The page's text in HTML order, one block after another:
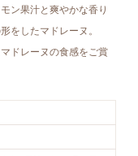
ン果汁と爽やかな香り
をしたマドレーヌ。
ドレーヌの食感をご賞